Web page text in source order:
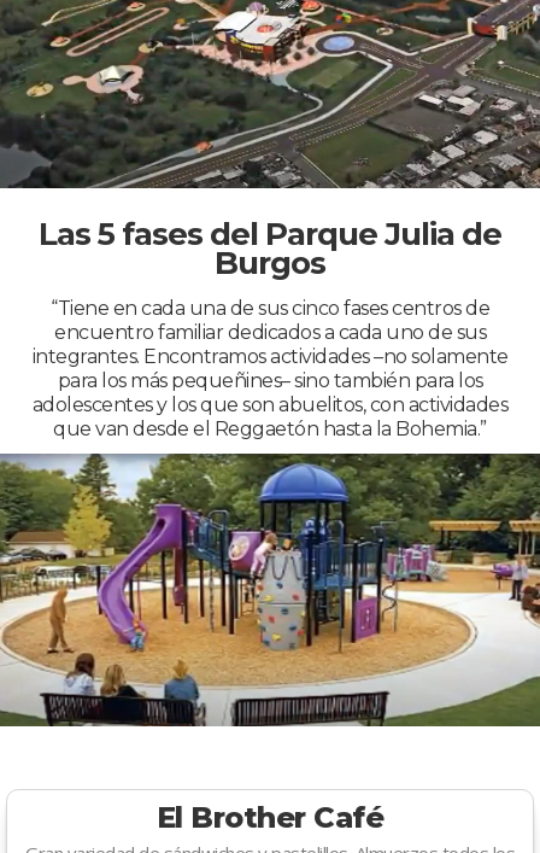
Las 5 fases del Parque Julia de
Burgos
“Tiene en cada una de sus cinco fases centros de
encuentro familiar dedicados a cada uno de sus
integrantes. Encontramos actividades –no solamente
para los más pequeñines– sino también para los
adolescentes y los que son abuelitos, con actividades
que van desde el Reggaetón hasta la Bohemia.”
El Brother Café